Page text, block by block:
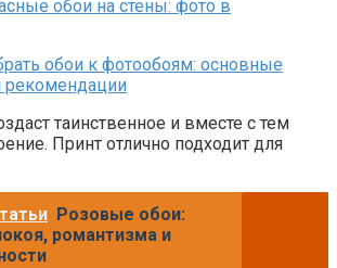
таинственное и вместе с тем
Принт отлично подходит для
Розовые обои:
романтизма и